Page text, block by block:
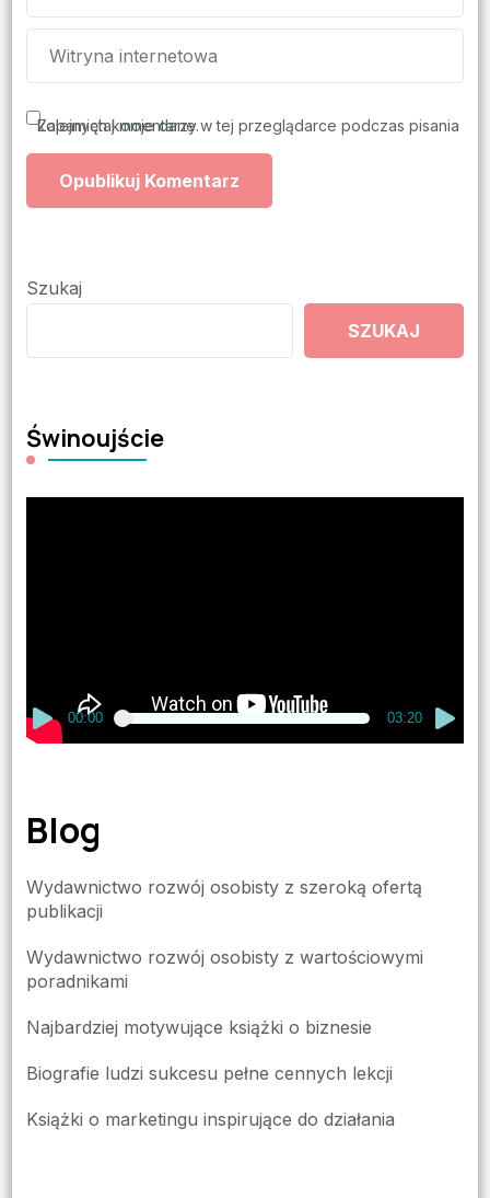
Zapamiętaj moje dane w tej przeglądarce podczas pisania kolejnych komentarzy.
Szukaj
SZUKAJ
Świnoujście
00:00 03:20
Blog
Wydawnictwo rozwój osobisty z szeroką ofertą
publikacji
Wydawnictwo rozwój osobisty z wartościowymi
poradnikami
Najbardziej motywujące książki o biznesie
Biografie ludzi sukcesu pełne cennych lekcji
Książki o marketingu inspirujące do działania